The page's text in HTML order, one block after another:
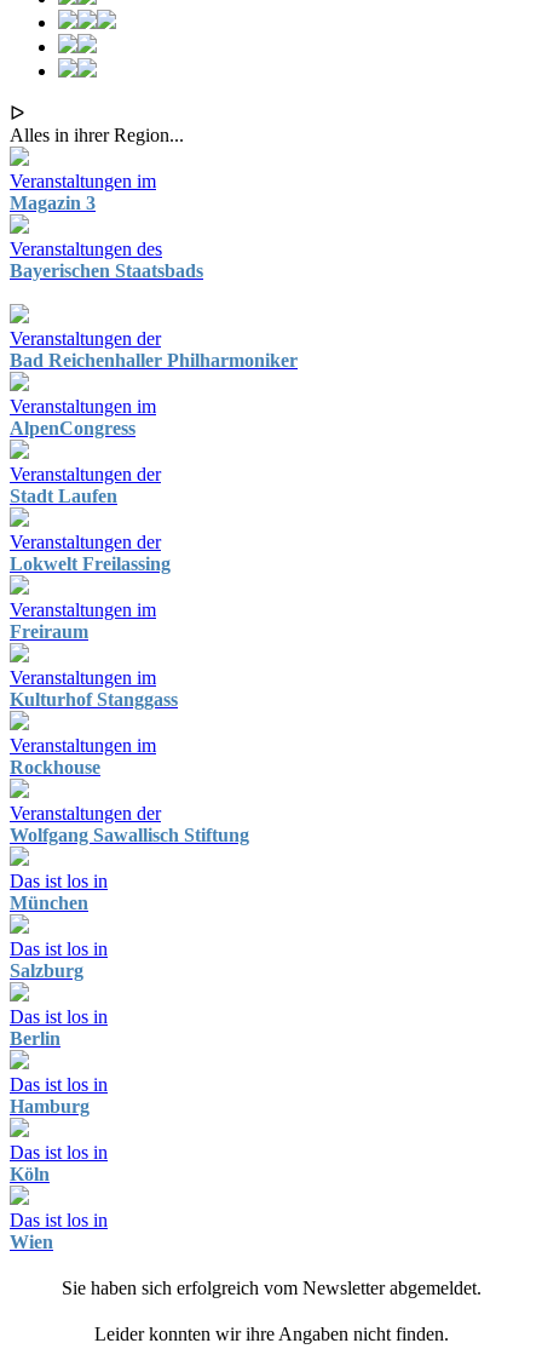
ᐅ
Alles in ihrer Region...
Veranstaltungen im
Magazin 3
Veranstaltungen des
Bayerischen Staatsbads
Veranstaltungen der
Bad Reichenhaller Philharmoniker
Veranstaltungen im
AlpenCongress
Veranstaltungen der
Stadt Laufen
Veranstaltungen der
Lokwelt Freilassing
Veranstaltungen im
Freiraum
Veranstaltungen im
Kulturhof Stanggass
Veranstaltungen im
Rockhouse
Veranstaltungen der
Wolfgang Sawallisch Stiftung
Das ist los in
München
Das ist los in
Salzburg
Das ist los in
Berlin
Das ist los in
Hamburg
Das ist los in
Köln
Das ist los in
Wien
Sie haben sich erfolgreich vom Newsletter abgemeldet.
Leider konnten wir ihre Angaben nicht finden.